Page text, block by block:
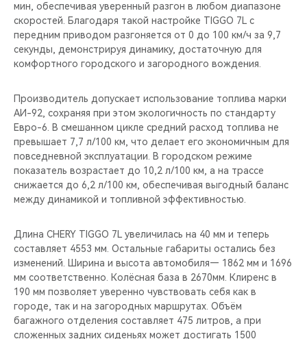
мин, обеспечивая уверенный разгон в любом диапазоне
скоростей. Благодаря такой настройке TIGGO 7L с
передним приводом разгоняется от 0 до 100 км/ч за 9,7
секунды, демонстрируя динамику, достаточную для
комфортного городского и загородного вождения.
Производитель допускает использование топлива марки
АИ-92, сохраняя при этом экологичность по стандарту
Евро-6. В смешанном цикле средний расход топлива не
превышает 7,7 л/100 км, что делает его экономичным для
повседневной эксплуатации. В городском режиме
показатель возрастает до 10,2 л/100 км, а на трассе
снижается до 6,2 л/100 км, обеспечивая выгодный баланс
между динамикой и топливной эффективностью.
Длина CHERY TIGGO 7L увеличилась на 40 мм и теперь
составляет 4553 мм. Остальные габариты остались без
изменений. Ширина и высота автомобиля— 1862 мм и 1696
мм соответственно. Колёсная база в 2670мм. Клиренс в
190 мм позволяет уверенно чувствовать себя как в
городе, так и на загородных маршрутах. Объём
багажного отделения составляет 475 литров, а при
сложенных задних сиденьях может достигать 1500